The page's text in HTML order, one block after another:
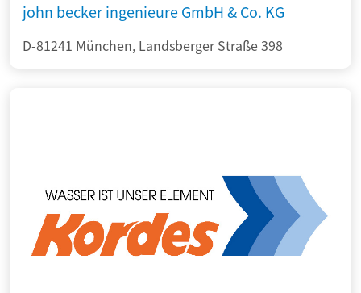
john becker ingenieure GmbH & Co. KG
D-81241 München, Landsberger Straße 398